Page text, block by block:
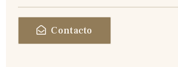
Contacto